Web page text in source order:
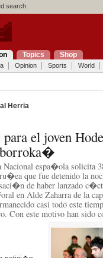
search
Topics Shop
Opinion Sports World
Herria
el joven
Nacional espa�ola solicita
que fue detenido la
de haber lanzado
en Alde Zaharra de la
casi todo este
Con este motivo han sido